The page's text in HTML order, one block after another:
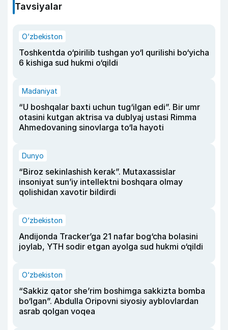
Tavsiyalar
O‘zbekiston
Toshkentda o‘pirilib tushgan yo‘l qurilishi bo‘yicha
6 kishiga sud hukmi o‘qildi
Madaniyat
“U boshqalar baxti uchun tug‘ilgan edi”. Bir umr
otasini kutgan aktrisa va dublyaj ustasi Rimma
Ahmedovaning sinovlarga to‘la hayoti
Dunyo
“Biroz sekinlashish kerak”. Mutaxassislar
insoniyat sun’iy intellektni boshqara olmay
qolishidan xavotir bildirdi
O‘zbekiston
Andijonda Tracker’ga 21 nafar bog‘cha bolasini
joylab, YTH sodir etgan ayolga sud hukmi o‘qildi
O‘zbekiston
“Sakkiz qator she’rim boshimga sakkizta bomba
bo‘lgan”. Abdulla Oripovni siyosiy ayblovlardan
asrab qolgan voqea